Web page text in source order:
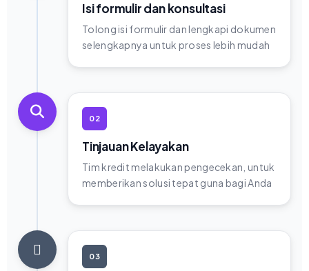
Isi formulir dan konsultasi
Tolong isi formulir dan lengkapi dokumen
selengkapnya untuk proses lebih mudah
02
Tinjauan Kelayakan
Tim kredit melakukan pengecekan, untuk
memberikan solusi tepat guna bagi Anda
03